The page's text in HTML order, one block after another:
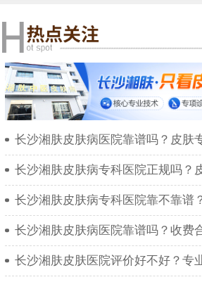
长沙湘肤皮肤病医院靠谱吗？皮肤
长沙湘肤皮肤病专科医院正规吗？
长沙湘肤皮肤病专科医院靠不靠谱
长沙湘肤皮肤病医院靠谱吗？收费
长沙湘肤皮肤医院评价好不好？专